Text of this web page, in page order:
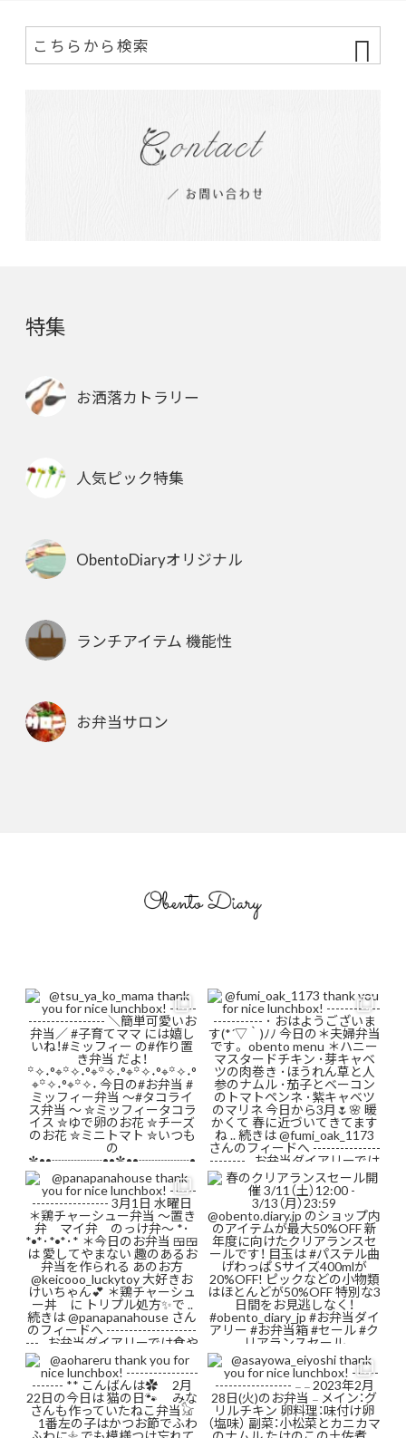
特集
お洒落カトラリー
人気ピック特集
ObentoDiaryオリジナル
ランチアイテム 機能性
お弁当サロン